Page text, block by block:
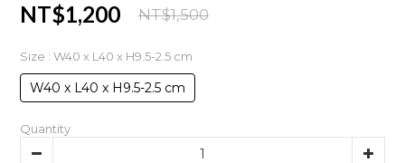
NT$1,200 NT$1,500
Size : W40 x L40 x H9.5-2.5 cm
W40 x L40 x H9.5-2.5 cm
Quantity